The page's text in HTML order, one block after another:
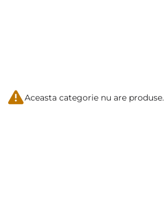
Aceasta categorie nu are produse.